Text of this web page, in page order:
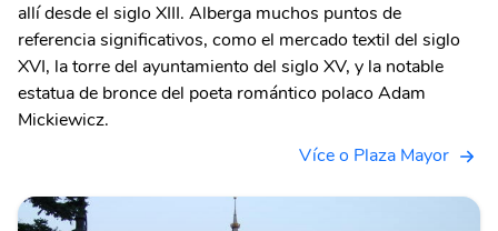
allí desde el siglo XIII. Alberga muchos puntos de
referencia significativos, como el mercado textil del siglo
XVI, la torre del ayuntamiento del siglo XV, y la notable
estatua de bronce del poeta romántico polaco Adam
Mickiewicz.
Více o Plaza Mayor